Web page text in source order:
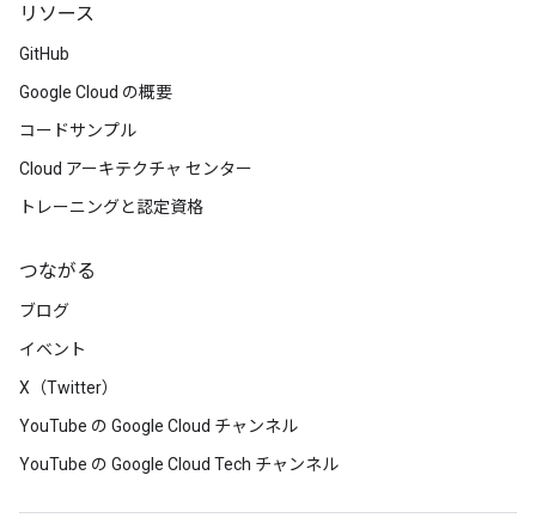
リソース
GitHub
Google Cloud の概要
コードサンプル
Cloud アーキテクチャ センター
トレーニングと認定資格
つながる
ブログ
イベント
X（Twitter）
YouTube の Google Cloud チャンネル
YouTube の Google Cloud Tech チャンネル